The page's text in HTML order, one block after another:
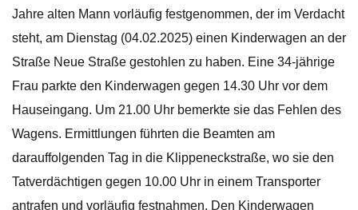
Jahre alten Mann vorläufig festgenommen, der im Verdacht
steht, am Dienstag (04.02.2025) einen Kinderwagen an der
Straße Neue Straße gestohlen zu haben. Eine 34-jährige
Frau parkte den Kinderwagen gegen 14.30 Uhr vor dem
Hauseingang. Um 21.00 Uhr bemerkte sie das Fehlen des
Wagens. Ermittlungen führten die Beamten am
darauffolgenden Tag in die Klippeneckstraße, wo sie den
Tatverdächtigen gegen 10.00 Uhr in einem Transporter
antrafen und vorläufig festnahmen. Den Kinderwagen